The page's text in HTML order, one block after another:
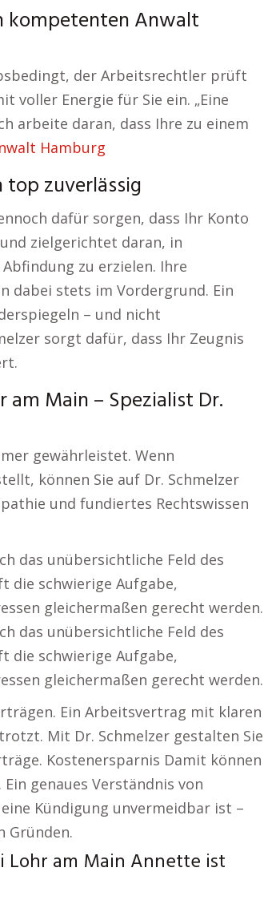
kompetenten Anwalt
der Arbeitsrechtler prüft
voller Energie für Sie ein. „Eine
arbeite daran, dass Ihre zu einem
Hamburg
top zuverlässig
dafür sorgen, dass Ihr Konto
zielgerichtet daran, in
zu erzielen. Ihre
dabei stets im Vordergrund. Ein
– und nicht
sorgt dafür, dass Ihr Zeugnis
Main – Spezialist Dr.
gewährleistet. Wenn
können Sie auf Dr. Schmelzer
und fundiertes Rechtswissen
das unübersichtliche Feld des
die schwierige Aufgabe,
gleichermaßen gerecht werden.
das unübersichtliche Feld des
die schwierige Aufgabe,
gleichermaßen gerecht werden.
Ein Arbeitsvertrag mit klaren
Mit Dr. Schmelzer gestalten Sie
Kostenersparnis Damit können
genaues Verständnis von
Kündigung unvermeidbar ist –
Gründen.
am Main Annette ist